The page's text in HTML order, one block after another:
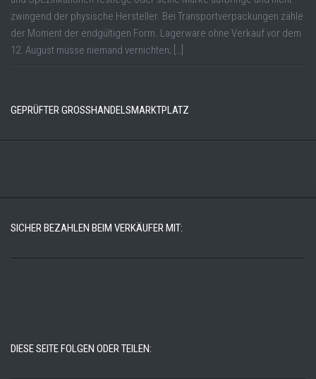
zwingend der physische Hersteller. Bei Transportverpackungen zähle
der Moment der endgültigen Form. Lagerware ohne Verkauf vor dem
12. August müsse niemand vernichten; […]
GEPRÜFTER GROSSHANDELSMARKTPLATZ
SICHER BEZAHLEN BEIM VERKÄUFER MIT:
DIESE SEITE FOLGEN ODER TEILEN: